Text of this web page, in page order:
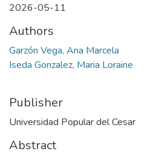
2026-05-11
Authors
Garzón Vega, Ana Marcela
Iseda Gonzalez, Maria Loraine
Publisher
Universidad Popular del Cesar
Abstract